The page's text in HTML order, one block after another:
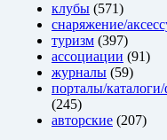
клубы (571)
снаряжение/
туризм (397)
ассоциации (91)
журналы (59)
порталы/
(245)
авторские (207)